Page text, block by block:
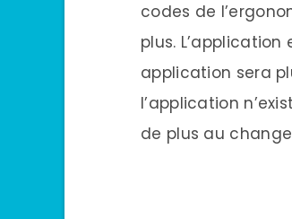
codes de
plus.
application sera
l’application
de plus au